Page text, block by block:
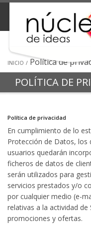
INICIO Política de
POLÍTICA DE
Política de privacidad
En cumplimiento de lo
Protección de Datos, los
usuarios quedarán
ficheros de datos de
serán utilizados para
servicios prestados y/o
por cualquier medio (e-
relativas a la actividad de
promociones y ofertas.